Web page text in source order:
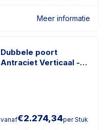
Meer informatie
Dubbele poort
Antraciet Verticaal -
vanaf€2.274,34per Stuk